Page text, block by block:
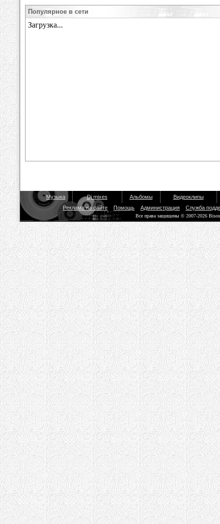
Популярное в сети
Музыка Dj mixes Альбомы
Видеоклипы
Реклама на сайте
Помощь Администрация Служба
Все права защищены © 2007-2026